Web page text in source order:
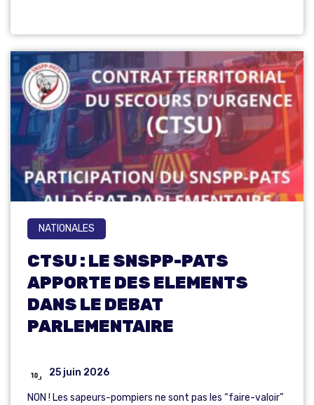
NATIONALES
CTSU : LE SNSPP-PATS
APPORTE DES ELEMENTS
DANS LE DEBAT
PARLEMENTAIRE
25 juin 2026
NON ! Les sapeurs-pompiers ne sont pas les “faire-valoir”